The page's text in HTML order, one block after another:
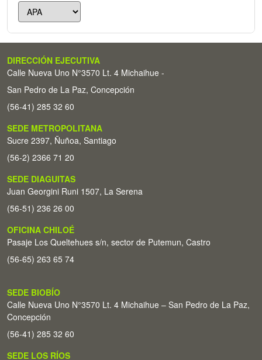
DIRECCIÓN EJECUTIVA
Calle Nueva Uno N°3570 Lt. 4 Michaihue -
San Pedro de La Paz, Concepción
(56-41) 285 32 60
SEDE METROPOLITANA
Sucre 2397, Ñuñoa, Santiago
(56-2) 2366 71 20
SEDE DIAGUITAS
Juan Georgini Runi 1507, La Serena
(56-51) 236 26 00
OFICINA CHILOÉ
Pasaje Los Queltehues s/n, sector de Putemun, Castro
(56-65) 263 65 74
SEDE BIOBÍO
Calle Nueva Uno N°3570 Lt. 4 Michaihue – San Pedro de La Paz,
Concepción
(56-41) 285 32 60
SEDE LOS RÍOS